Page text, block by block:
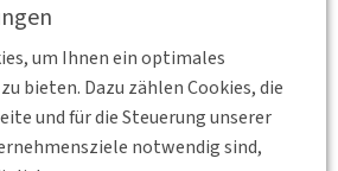
um Ihnen ein optimales
bieten. Dazu zählen Cookies, die
und für die Steuerung unserer
notwendig sind,
e. V. – BV Sachsen,
Herren,
Mitgliederversammlung geht es im
6) der TU Dresden bei unserer